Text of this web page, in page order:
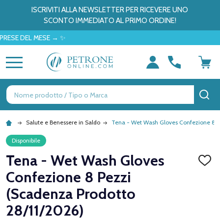
ISCRIVITI ALLA NEWSLETTER PER RICEVERE UNO
SCONTO IMMEDIATO AL PRIMO ORDINE!
MESE → ✨
Ricerca
Salute e Benessere in Saldo Tena - Wet Wash Gloves Confezione 8
Disponibile
Tena - Wet Wash Gloves
Confezione 8 Pezzi
(Scadenza Prodotto
28/11/2026)